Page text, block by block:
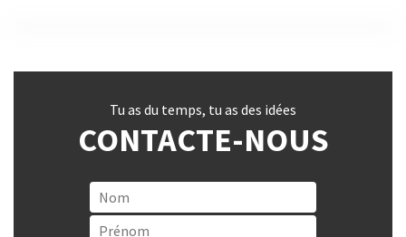
Tu as du temps, tu as des idées
CONTACTE-NOUS